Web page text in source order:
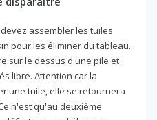
assembler les tuiles
pour les éliminer du tableau.
sur le dessus d'une pile et
libre. Attention car la
une tuile, elle se retournera
n'est qu'au deuxième